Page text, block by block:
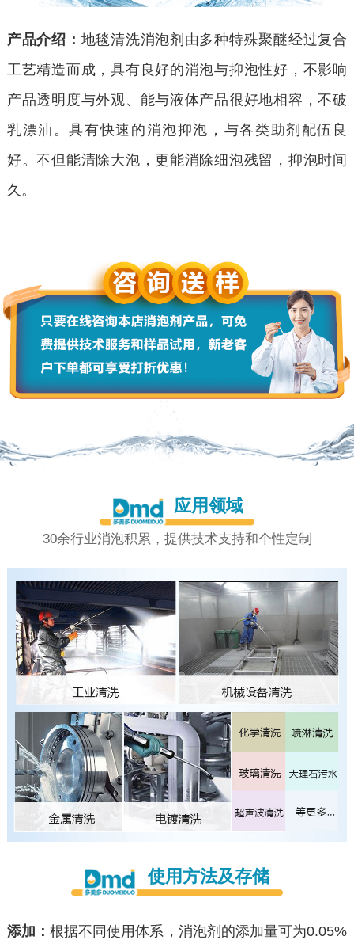
产品介绍： 地毯清洗消泡剂由多种特殊聚醚经过复合
工艺精造而成，具有良好的消泡与抑泡性好，不影响
产品透明度与外观、能与液体产品很好地相容，不破
乳漂油。具有快速的消泡抑泡，与各类助剂配伍良
好。不但能清除大泡，更能消除细泡残留，抑泡时间
久。
应用领域
30余行业消泡积累，提供技术支持和个性定制
使用方法及存储
添加：根据不同使用体系，消泡剂的添加量可为0.05%